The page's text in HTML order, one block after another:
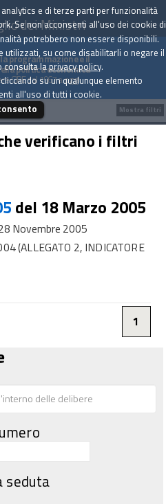
dei Ministri
programmazione e il
politica economica
CIPE dal 1967 a oggi
verificano i filtri
del 18 Marzo 2005
Novembre 2005
(ALLEGATO 2, INDICATORE
1
seduta
Mostra filtri
e di terze parti per funzionalità
Se non acconsenti all'uso dei cookie di
potrebbero non essere disponibili.
su come disabilitarli o negare il
consulta laprivacy policy.
su un qualunque elemento
all'uso di tutti i cookie.